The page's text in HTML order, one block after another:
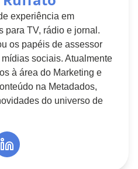
experiência em
para TV, rádio e jornal.
os papéis de assessor
sociais. Atualmente
à área do Marketing e
na Metadados,
do universo de